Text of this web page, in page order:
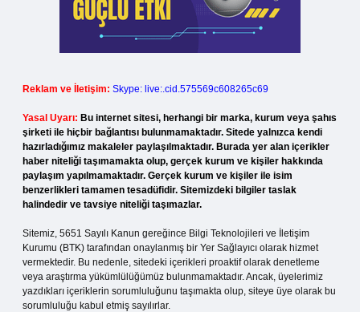
Reklam ve İletişim: Skype: live:.cid.575569c608265c69
Yasal Uyarı: Bu internet sitesi, herhangi bir marka, kurum veya şahıs
şirketi ile hiçbir bağlantısı bulunmamaktadır. Sitede yalnızca kendi
hazırladığımız makaleler paylaşılmaktadır. Burada yer alan içerikler
haber niteliği taşımamakta olup, gerçek kurum ve kişiler hakkında
paylaşım yapılmamaktadır. Gerçek kurum ve kişiler ile isim
benzerlikleri tamamen tesadüfidir. Sitemizdeki bilgiler taslak
halindedir ve tavsiye niteliği taşımazlar.
Sitemiz, 5651 Sayılı Kanun gereğince Bilgi Teknolojileri ve İletişim
Kurumu (BTK) tarafından onaylanmış bir Yer Sağlayıcı olarak hizmet
vermektedir. Bu nedenle, sitedeki içerikleri proaktif olarak denetleme
veya araştırma yükümlülüğümüz bulunmamaktadır. Ancak, üyelerimiz
yazdıkları içeriklerin sorumluluğunu taşımakta olup, siteye üye olarak bu
sorumluluğu kabul etmiş sayılırlar.